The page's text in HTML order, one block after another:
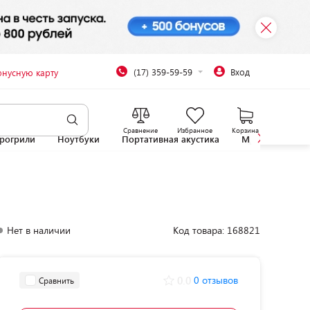
карту (17) 359-59-59 Вход
Сравнение Избранное Корзина
Ноутбуки Портативная акустика
Нет в наличии Код товара: 168821
Сравнить 0 отзывов